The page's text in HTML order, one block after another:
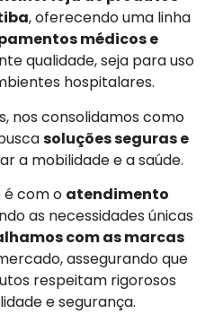
, oferecendo uma linha
médicos e
qualidade, seja para uso
hospitalares.
nos consolidamos como
soluções seguras e
a mobilidade e a saúde.
é com o atendimento
as necessidades únicas
com as marcas
assegurando que
respeitam rigorosos
e segurança.